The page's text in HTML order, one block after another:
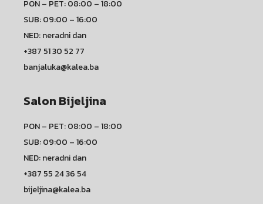
PON – PET: 08:00 – 18:00
SUB: 09:00 – 16:00
NED: neradni dan
+387 51 30 52 77
banjaluka@kalea.ba
Salon Bijeljina
PON – PET: 08:00 – 18:00
SUB: 09:00 – 16:00
NED: neradni dan
+387 55 24 36 54
bijeljina@kalea.ba